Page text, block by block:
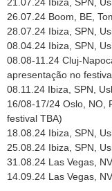
26.07.24 Boom, BE,
28.07.24 Ibiza, SPN,
08.04.24 Ibiza, SPN,
08.08-11.24 Cluj-
apresentação no
08.11.24 Ibiza, SPN,
16/08-17/24 Oslo, NO,
festival TBA)
18.08.24 Ibiza, SPN,
25.08.24 Ibiza, SPN,
31.08.24 Las Vegas,
14.09.24 Las Vegas,